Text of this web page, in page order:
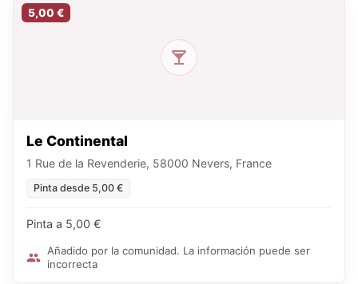
5,00 €
Le Continental
1 Rue de la Revenderie, 58000 Nevers, France
Pinta desde 5,00 €
Pinta a 5,00 €
Añadido por la comunidad. La información puede ser
incorrecta